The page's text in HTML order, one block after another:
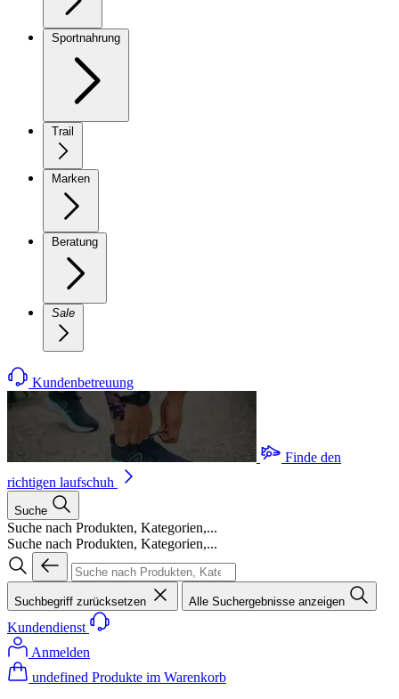
Sportnahrung
Trail
Marken
Beratung
Sale
Kundenbetreuung
Finde den
richtigen laufschuh
Suche
Suche nach Produkten, Kategorien,...
Suche nach Produkten, Kategorien,...
Suchbegriff zurücksetzen Alle Suchergebnisse anzeigen
Kundendienst
Anmelden
undefined Produkte im Warenkorb